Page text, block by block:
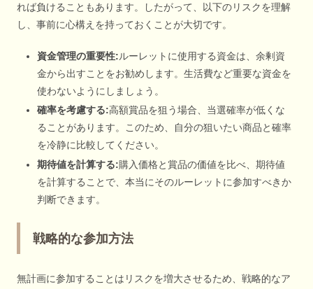
れば負けることもあります。したがって、以下のリスクを理解
し、事前に心構えを持っておくことが大切です。
資金管理の重要性:ルーレットに使用する資金は、余剰資
金から出すことをお勧めします。生活費など重要な資金を
使わないようにしましょう。
確率を考慮する:高額賞品を狙う場合、当選確率が低くな
ることがあります。このため、自分の狙いたい商品と確率
を冷静に比較してください。
期待値を計算する:購入価格と賞品の価値を比べ、期待値
を計算することで、本当にそのルーレットに参加すべきか
判断できます。
戦略的な参加方法
無計画に参加することはリスクを増大させるため、戦略的なア